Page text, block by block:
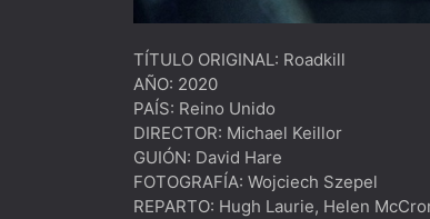
TÍTULO ORIGINAL: Roadkill
AÑO: 2020
PAÍS: Reino Unido
DIRECTOR: Michael Keillor
GUIÓN: David Hare
FOTOGRAFÍA: Wojciech Szepel
REPARTO: Hugh Laurie, Helen